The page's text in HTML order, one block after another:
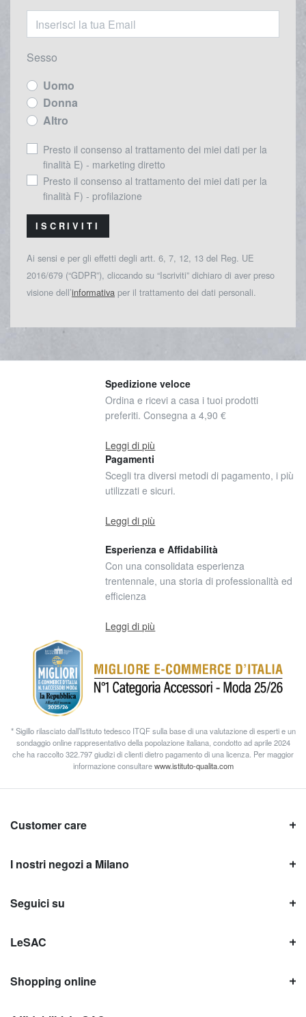
Sesso
Uomo
Donna
Altro
Presto il consenso al trattamento dei miei dati per la
finalità E) - marketing diretto
Presto il consenso al trattamento dei miei dati per la
finalità F) - profilazione
ISCRIVITI
Ai sensi e per gli effetti degli artt. 6, 7, 12, 13 del Reg. UE
2016/679 (“GDPR”), cliccando su “Iscriviti” dichiaro di aver preso
visione dell’informativa per il trattamento dei dati personali.
Spedizione veloce
Ordina e ricevi a casa i tuoi prodotti
preferiti. Consegna a 4,90 €
Leggi di più
Pagamenti
Scegli tra diversi metodi di pagamento, i più
utilizzati e sicuri.
Leggi di più
Esperienza e Affidabilità
Con una consolidata esperienza
trentennale, una storia di professionalità ed
efficienza
Leggi di più
* Sigillo rilasciato dall’Istituto tedesco ITQF sulla base di una valutazione di esperti e un
sondaggio online rappresentativo della popolazione italiana, condotto ad aprile 2024
che ha raccolto 322.797 giudizi di clienti dietro pagamento di una licenza. Per maggior
informazione consultarewww.istituto-qualita.com
Customer care
I nostri negozi a Milano
Seguici su
LeSAC
Shopping online